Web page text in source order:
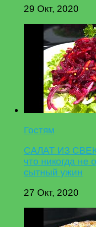
29 Окт, 2020
Гостям
САЛАТ ИЗ
что никогда не
сытный ужин
27 Окт, 2020